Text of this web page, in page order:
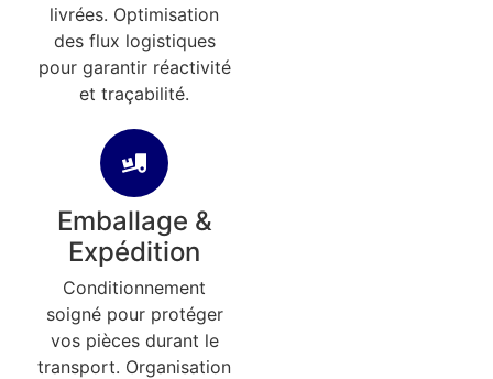
livrées. Optimisation
des flux logistiques
pour garantir réactivité
et traçabilité.
Emballage &
Expédition
Conditionnement
soigné pour protéger
vos pièces durant le
transport. Organisation